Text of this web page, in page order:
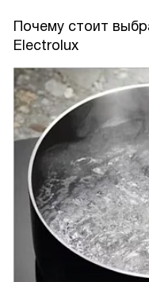
Почему стоит
Electrolux